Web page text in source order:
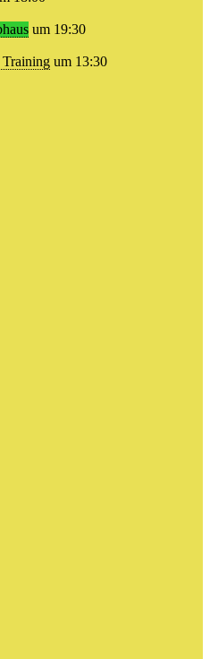
um 19:30
um 13:30